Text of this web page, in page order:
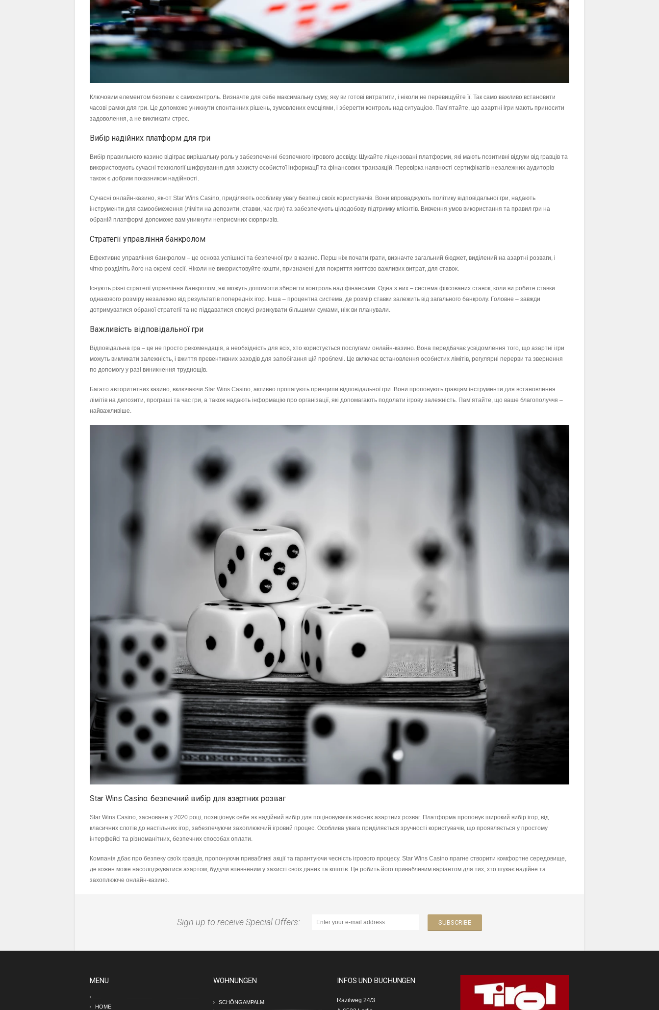
Ключовим елементом безпеки є самоконтроль. Визначте для себе максимальну суму, яку ви готові витратити, і ніколи не перевищуйте її. Так само важливо встановити
часові рамки для гри. Це допоможе уникнути спонтанних рішень, зумовлених емоціями, і зберегти контроль над ситуацією. Пам’ятайте, що азартні ігри мають приносити
задоволення, а не викликати стрес.
Вибір надійних платформ для гри
Вибір правильного казино відіграє вирішальну роль у забезпеченні безпечного ігрового досвіду. Шукайте ліцензовані платформи, які мають позитивні відгуки від гравців та
використовують сучасні технології шифрування для захисту особистої інформації та фінансових транзакцій. Перевірка наявності сертифікатів незалежних аудиторів
також є добрим показником надійності.
Сучасні онлайн-казино, як-от Star Wins Casino, приділяють особливу увагу безпеці своїх користувачів. Вони впроваджують політику відповідальної гри, надають
інструменти для самообмеження (ліміти на депозити, ставки, час гри) та забезпечують цілодобову підтримку клієнтів. Вивчення умов використання та правил гри на
обраній платформі допоможе вам уникнути неприємних сюрпризів.
Стратегії управління банкролом
Ефективне управління банкролом – це основа успішної та безпечної гри в казино. Перш ніж почати грати, визначте загальний бюджет, виділений на азартні розваги, і
чітко розділіть його на окремі сесії. Ніколи не використовуйте кошти, призначені для покриття життєво важливих витрат, для ставок.
Існують різні стратегії управління банкролом, які можуть допомогти зберегти контроль над фінансами. Одна з них – система фіксованих ставок, коли ви робите ставки
однакового розміру незалежно від результатів попередніх ігор. Інша – процентна система, де розмір ставки залежить від загального банкролу. Головне – завжди
дотримуватися обраної стратегії та не піддаватися спокусі ризикувати більшими сумами, ніж ви планували.
Важливість відповідальної гри
Відповідальна гра – це не просто рекомендація, а необхідність для всіх, хто користується послугами онлайн-казино. Вона передбачає усвідомлення того, що азартні ігри
можуть викликати залежність, і вжиття превентивних заходів для запобігання цій проблемі. Це включає встановлення особистих лімітів, регулярні перерви та звернення
по допомогу у разі виникнення труднощів.
Багато авторитетних казино, включаючи Star Wins Casino, активно пропагують принципи відповідальної гри. Вони пропонують гравцям інструменти для встановлення
лімітів на депозити, програші та час гри, а також надають інформацію про організації, які допомагають подолати ігрову залежність. Пам’ятайте, що ваше благополуччя –
найважливіше.
Star Wins Casino: безпечний вибір для азартних розваг
Star Wins Casino, засноване у 2020 році, позиціонує себе як надійний вибір для поціновувачів якісних азартних розваг. Платформа пропонує широкий вибір ігор, від
класичних слотів до настільних ігор, забезпечуючи захоплюючий ігровий процес. Особлива увага приділяється зручності користувачів, що проявляється у простому
інтерфейсі та різноманітних, безпечних способах оплати.
Компанія дбає про безпеку своїх гравців, пропонуючи привабливі акції та гарантуючи чесність ігрового процесу. Star Wins Casino прагне створити комфортне середовище,
де кожен може насолоджуватися азартом, будучи впевненим у захисті своїх даних та коштів. Це робить його привабливим варіантом для тих, хто шукає надійне та
захоплююче онлайн-казино.
Sign up to receive Special Offers:
MENU
HOME
WOHNUNGEN
SCHÖNGAMPALM
INFOS UND BUCHUNGEN
Razilweg 24/3